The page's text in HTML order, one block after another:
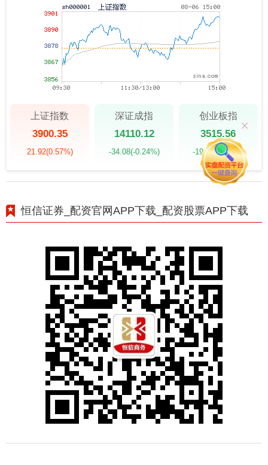
上证指数
3900.35
21.92(0.57%)
深证成指
14110.12
-34.08(-0.24%)
创业板指
3515.56
-19.58(-0.55%)
恒信证券_配资官网APP下载_配资股票APP下载